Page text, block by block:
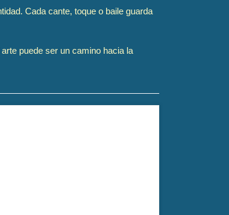
Cada cante, toque o baile guarda
puede ser un camino hacia la